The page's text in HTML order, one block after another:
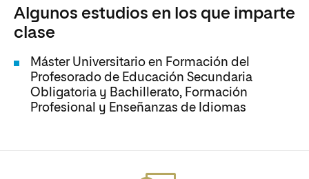
Algunos estudios en los que imparte
clase
Máster Universitario en Formación del
Profesorado de Educación Secundaria
Obligatoria y Bachillerato, Formación
Profesional y Enseñanzas de Idiomas